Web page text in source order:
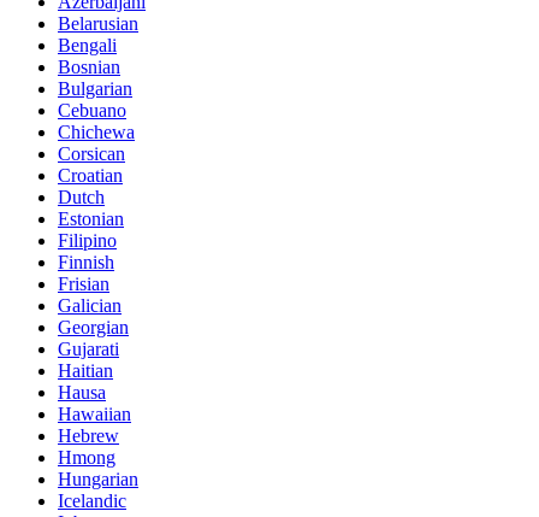
Belarusian
Bengali
Bosnian
Bulgarian
Cebuano
Chichewa
Corsican
Croatian
Dutch
Estonian
Filipino
Finnish
Frisian
Galician
Georgian
Gujarati
Haitian
Hausa
Hawaiian
Hebrew
Hmong
Hungarian
Icelandic